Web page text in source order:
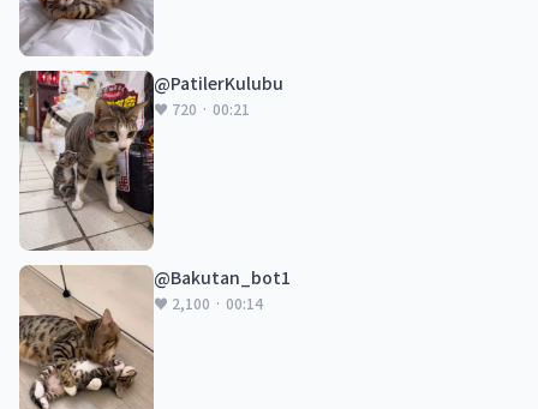
@PatilerKulubu
♥ 720 · 00:21
@Bakutan_bot1
♥ 2,100 · 00:14